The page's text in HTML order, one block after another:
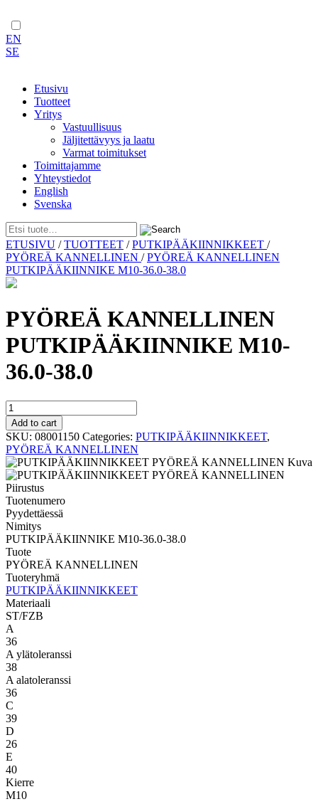
EN
SE
Etusivu
Tuotteet
Yritys
Vastuullisuus
Jäljitettävyys ja laatu
Varmat toimitukset
Toimittajamme
Yhteystiedot
English
Svenska
Skip
to
content
ETUSIVU /TUOTTEET /PUTKIPÄÄKIINNIKKEET /
PYÖREÄ KANNELLINEN /PYÖREÄ KANNELLINEN
PUTKIPÄÄKIINNIKE M10-36.0-38.0
PYÖREÄ KANNELLINEN
PUTKIPÄÄKIINNIKE M10-
36.0-38.0
PYÖREÄ
KANNELLINEN
PUTKIPÄÄKIINNIKE
M10-
36.0-
38.0
quantity
Add to cart
SKU: 08001150 Categories: PUTKIPÄÄKIINNIKKEET,
PYÖREÄ KANNELLINEN
Tuotenumero
Pyydettäessä
Nimitys
PUTKIPÄÄKIINNIKE M10-36.0-38.0
Tuote
PYÖREÄ KANNELLINEN
Tuoteryhmä
PUTKIPÄÄKIINNIKKEET
Materiaali
ST/FZB
A
36
A ylätoleranssi
38
A alatoleranssi
36
C
39
D
26
E
40
Kierre
M10